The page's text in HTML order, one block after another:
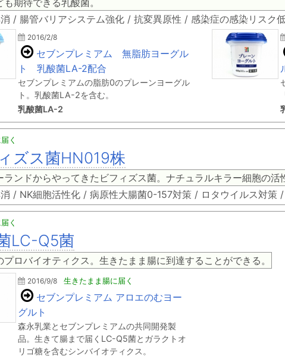
/ 腸管バリアシステム強化 / 抗変異原性 / 感染症の感染リスク
2016/2/8
セブンプレミアム 無脂肪ヨーグル
ト 乳酸菌LA-2配合
セブンプレミアムの脂肪0のプレーンヨーグル
ト。乳酸菌LA-2を含む。
乳酸菌LA-2
く
ズス菌HN019株
ランドからやってきたビフィズス菌。ナチュラルキラー細胞の活
/ NK細胞活性化 / 病原性大腸菌0-157対策 / ロタウイルス対策
く
LC-Q5菌
プロバイオティクス。生きたまま腸に到達することができる。
2016/9/8 生きたまま腸に届く
セブンプレミアム アロエのむヨー
グルト
森永乳業とセブンプレミアムの共同開発製
品。生きて腸まで届くLC-Q5菌とガラクトオ
リゴ糖を含むシンバイオティクス。